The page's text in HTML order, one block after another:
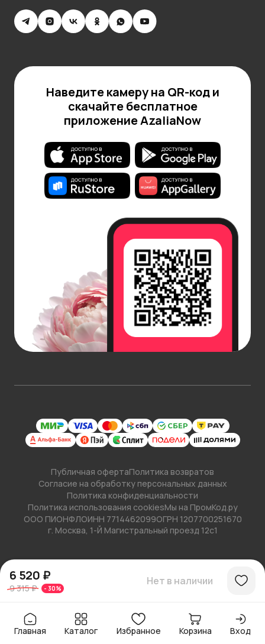
6 520 ₽
9 315 ₽ - 30%
Нет в наличии
Наведите камеру на QR-код и
скачайте бесплатное
приложение AzaliaNow
Публичная офертаПолитика возвратов
Согласие на обработку персональных данных
Политика конфиденциальности
Политика использования cookiesМы на ПромКод.ру
ООО ПИОНФЛОИНН 7714462099ОГРН 1207700251670
г. Москва, 1-Й Магистральный проезд 12с1
Главная Каталог Избранное Корзина Вход